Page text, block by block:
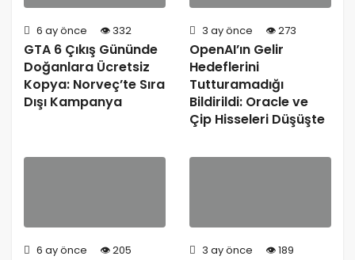
6 ay önce 332
GTA 6 Çıkış Gününde
Doğanlara Ücretsiz
Kopya: Norveç’te Sıra
Dışı Kampanya
3 ay önce 273
OpenAI’ın Gelir
Hedeflerini
Tutturamadığı
Bildirildi: Oracle ve
Çip Hisseleri Düşüşte
6 ay önce 205 3 ay önce 189